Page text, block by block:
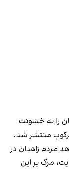
را به خشونت
منتشر شد.
مردم زاهدان در
مرگ بر این